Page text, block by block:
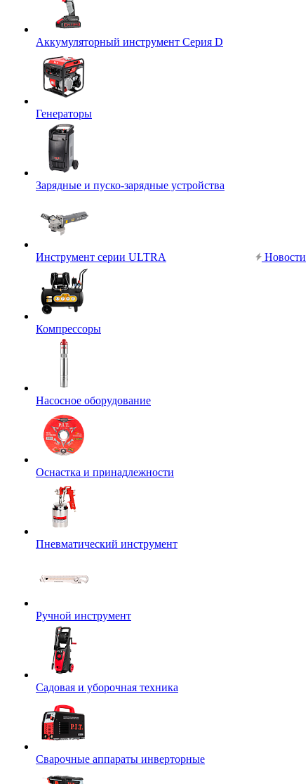
Аккумуляторный инструмент Серия D
Генераторы
Зарядные и пуско-зарядные устройства
Инструмент серии ULTRA
Компрессоры
Насосное оборудование
Оснастка и принадлежности
Пневматический инструмент
Ручной инструмент
Садовая и уборочная техника
Сварочные аппараты инверторные
Новости